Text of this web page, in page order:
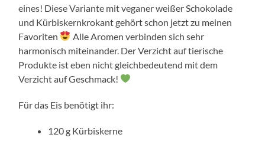
eines! Diese Variante mit veganer weißer Schokolade
und Kürbiskernkrokant gehört schon jetzt zu meinen
Favoriten
Alle Aromen verbinden sich sehr
harmonisch miteinander. Der Verzicht auf tierische
Produkte ist eben nicht gleichbedeutend mit dem
Verzicht auf Geschmack!
Für das Eis benötigt ihr:
120 g Kürbiskerne